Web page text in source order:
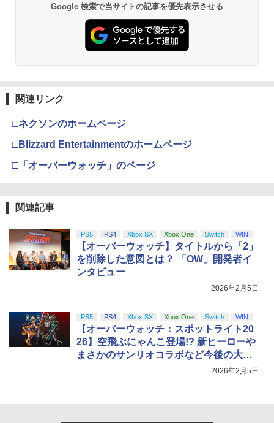
Google 検索で当サイトの記事を優先表示させる
関連リンク
□ネクソンのホームページ
□Blizzard Entertainmentのホームページ
□「オーバーウォッチ」のページ
関連記事
PS5 PS4 Xbox SX Xbox One Switch WIN
【オーバーウォッチ】タイトルから「2」
を削除した意図とは？ 「OW」開発者イ
ンタビュー
2026年2月5日
PS5 PS4 Xbox SX Xbox One Switch WIN
【オーバーウォッチ：スポットライト20
26】空飛ぶにゃんこ登場!? 新ヒーローや
まさかのサンリオコラボなど今後の大ボ
2026年2月5日